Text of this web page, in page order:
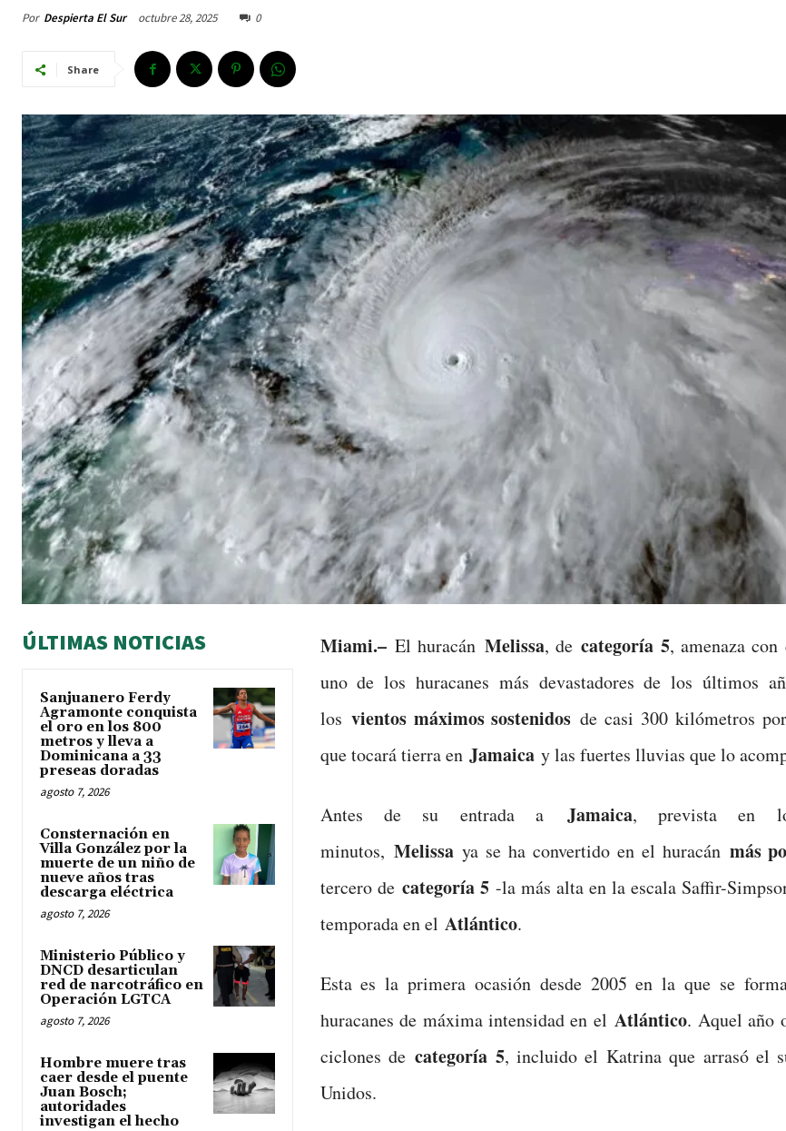
Por Despierta El Sur octubre 28, 2025 0
Share
ÚLTIMAS NOTICIAS
Sanjuanero Ferdy
Agramonte conquista
el oro en los 800
metros y lleva a
Dominicana a 33
preseas doradas
agosto 7, 2026
Consternación en
Villa González por la
muerte de un niño de
nueve años tras
descarga eléctrica
agosto 7, 2026
Ministerio Público y
DNCD desarticulan
red de narcotráfico en
Operación LGTCA
agosto 7, 2026
Hombre muere tras
caer desde el puente
Juan Bosch;
autoridades
investigan el hecho
Miami.–El huracán Melissa, decategoría 5, amenaza
uno de los huracanes más devastadores de los últimos
los vientos máximos sostenidos de casi 300 kilómetros
que tocará tierra en Jamaicay las fuertes lluvias que lo
Antes de su entrada a Jamaica, prevista en
minutos, Melissaya se ha convertido en el huracán más
tercero de categoría 5-la más alta en la escala Saffir-
temporada en el Atlántico.
Esta es la primera ocasión desde 2005 en la que se
huracanes de máxima intensidad en elAtlántico. Aquel año
ciclones decategoría 5, incluido el Katrina que arrasó el
Unidos.